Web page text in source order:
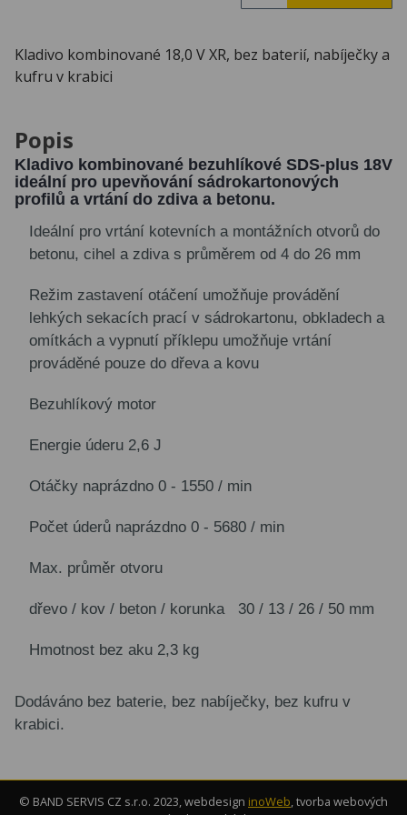
Kladivo kombinované 18,0 V XR, bez baterií, nabíječky a
kufru v krabici
Popis
Kladivo kombinované bezuhlíkové SDS-plus 18V
ideální pro upevňování sádrokartonových
profilů a vrtání do zdiva a betonu.
Ideální pro vrtání kotevních a montážních otvorů do
betonu, cihel a zdiva s průměrem od 4 do 26 mm
Režim zastavení otáčení umožňuje provádění
lehkých sekacích prací v sádrokartonu, obkladech a
omítkách a vypnutí příklepu umožňuje vrtání
prováděné pouze do dřeva a kovu
Bezuhlíkový motor
Energie úderu 2,6 J
Otáčky naprázdno 0 - 1550 / min
Počet úderů naprázdno 0 - 5680 / min
Max. průměr otvoru
dřevo / kov / beton / korunka 30 / 13 / 26 / 50 mm
Hmotnost bez aku 2,3 kg
Dodáváno bez baterie, bez nabíječky, bez kufru v
krabici.
© BAND SERVIS CZ s.r.o. 2023, webdesign inoWeb, tvorba webových